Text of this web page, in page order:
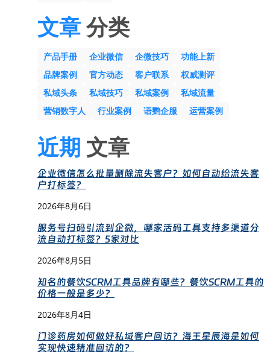
文章分类
产品手册 企业微信 企微技巧
功能上新
品牌案例
官方动态 客户联系
权威测评
私域头条
私域技巧 私域案例
私域流量
营销数字人
行业案例 语鹦企服 运营案例
近期 文章
企业微信怎么批量删除流失客户？如何自动给流失客
户打标签？
2026年8月6日
服务号扫码引流到企微，哪家活码工具支持多渠道分
流自动打标签？5家对比
2026年8月5日
知名的餐饮SCRM工具品牌有哪些？餐饮SCRM工具的
价格一般是多少？
2026年8月4日
门诊药房如何做好私域客户回访？海王星辰海是如何
实现快速精准回访的？